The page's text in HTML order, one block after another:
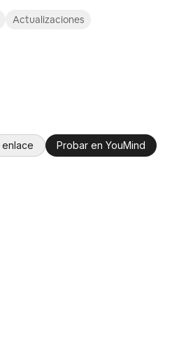
Actualizaciones
Probar en YouMind